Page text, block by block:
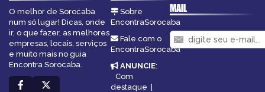
O melhor de Sorocaba
num só lugar! Dicas, onde
ir, o que fazer, as melhores
empresas, locais, serviços
e muito mais no guia
Encontra Sorocaba.
Sobre
EncontraSorocaba
Fale com o
EncontraSorocaba
ANUNCIE:
Com
destaque |
MAIL